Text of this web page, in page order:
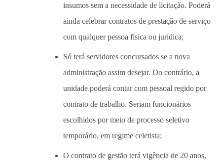
insumos sem a necessidade de licitação. Poderá
ainda celebrar contratos de prestação de serviço
com qualquer pessoa física ou jurídica;
Só terá servidores concursados se a nova
administração assim desejar. Do contrário, a
unidade poderá contar com pessoal regido por
contrato de trabalho. Seriam funcionários
escolhidos por meio de processo seletivo
temporário, em regime celetista;
O contrato de gestão terá vigência de 20 anos,